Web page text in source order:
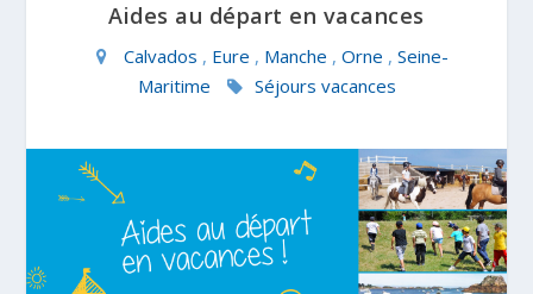
Aides au départ en vacances
Calvados , Eure , Manche , Orne , Seine-
Maritime
Séjours vacances